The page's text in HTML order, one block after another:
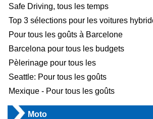
Safe Driving, tous les temps
Top 3 sélections pour les voitures
Pour tous les goûts à Barcelone
Barcelona pour tous les budgets
Pèlerinage pour tous les
Seattle: Pour tous les goûts
Mexique - Pour tous les goûts
Moto